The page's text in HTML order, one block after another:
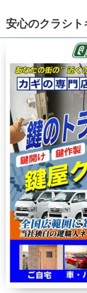
安心のクラシ